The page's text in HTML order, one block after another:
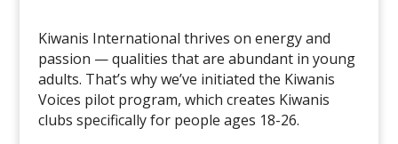
Kiwanis International thrives on energy and
passion — qualities that are abundant in young
adults. That’s why we’ve initiated the Kiwanis
Voices pilot program, which creates Kiwanis
clubs specifically for people ages 18-26.